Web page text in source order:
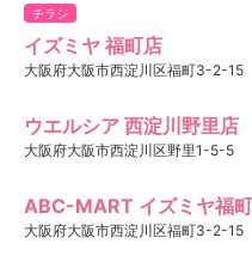
チラシ
イズミヤ 福町店
大阪府大阪市西淀川区福町3-2-15
ウエルシア 西淀川野里店
大阪府大阪市西淀川区野里1-5-5
ABC-MART イズミヤ福
大阪府大阪市西淀川区福町3-2-15